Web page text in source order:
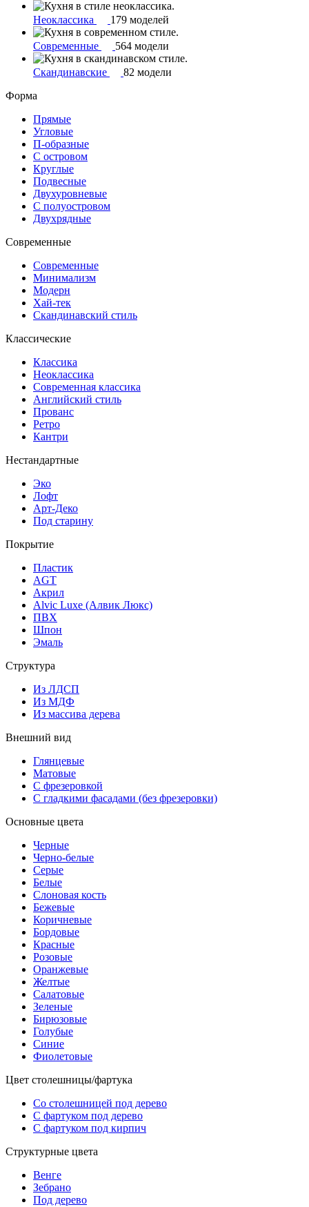
Неоклассика 179 моделей
Современные 564 модели
Скандинавские
82 модели
Форма
Прямые
Угловые
П-образные
С островом
Круглые
Подвесные
Двухуровневые
С полуостровом
Двухрядные
Современные
Современные
Минимализм
Модерн
Хай-тек
Скандинавский стиль
Классические
Классика
Неоклассика
Современная классика
Английский стиль
Прованс
Ретро
Кантри
Нестандартные
Эко
Лофт
Арт-Деко
Под старину
Покрытие
Пластик
AGT
Акрил
Alvic Luxe (Алвик Люкс)
ПВХ
Шпон
Эмаль
Структура
Из ЛДСП
Из МДФ
Из массива дерева
Внешний вид
Глянцевые
Матовые
С фрезеровкой
С гладкими фасадами (без фрезеровки)
Основные цвета
Черные
Черно-белые
Серые
Белые
Слоновая кость
Бежевые
Коричневые
Бордовые
Красные
Розовые
Оранжевые
Желтые
Салатовые
Зеленые
Бирюзовые
Голубые
Синие
Фиолетовые
Цвет столешницы/фартука
Со столешницей под дерево
С фартуком под дерево
С фартуком под кирпич
Структурные цвета
Венге
Зебрано
Под дерево